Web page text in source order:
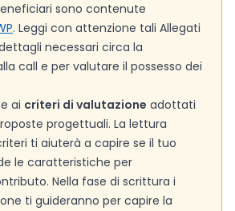
sono contenute
. Leggi con attenzione tali Allegati
necessari circa la
call e per valutare il possesso dei
ai criteri di valutazione adottati
progettuali. La lettura
ti aiuterà a capire se il tuo
le caratteristiche per
Nella fase di scrittura i
ti guideranno per capire la